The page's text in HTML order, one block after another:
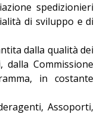
spedizionieri
di sviluppo e di
dalla qualità dei
Commissione
in costante
Assoporti,